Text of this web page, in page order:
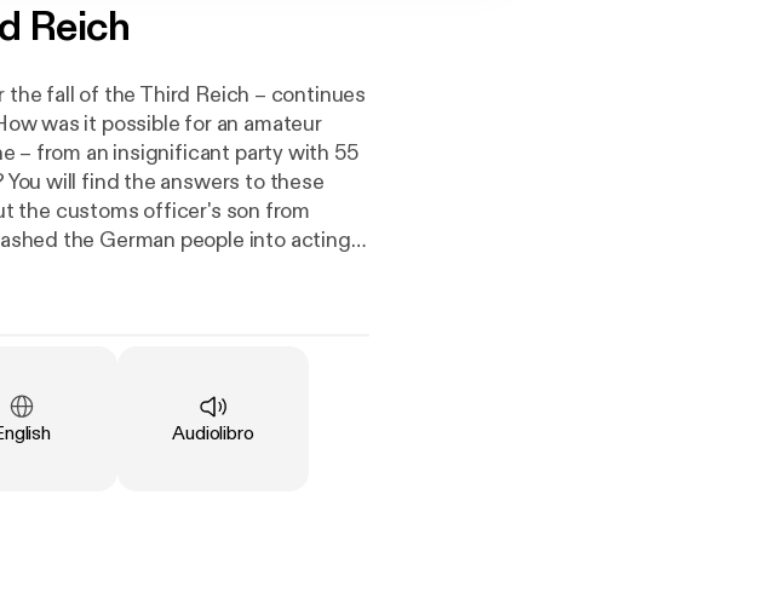
Reich
fall of the Third Reich – continues
was it possible for an amateur
– from an insignificant party with 55
will find the answers to these
the customs officer's son from
the German people into acting
war in history.
: Tipo:
Audiolibro